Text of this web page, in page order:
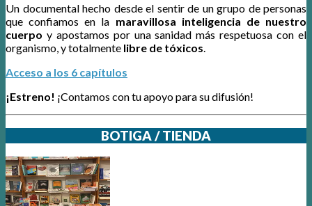
Un documental hecho desde el sentir de un grupo de personas
que confiamos en la maravillosa inteligencia de nuestro
cuerpo y apostamos por una sanidad más respetuosa con el
organismo, y totalmente libre de tóxicos
Acceso a los 6 capítulos
¡Estreno! ¡Contamos con tu apoyo para su difusión!
BOTIGA / TIENDA